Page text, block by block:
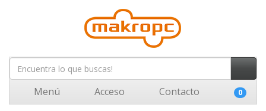
Menú Acceso Contacto 0